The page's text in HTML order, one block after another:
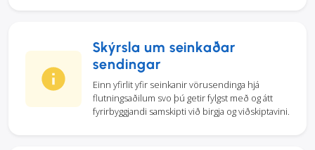
Skýrsla um seinkaðar
sendingar
Einn yfirlit yfir seinkanir vörusendinga hjá
flutningsaðilum svo þú getir fylgst með og átt
fyrirbyggjandi samskipti við birgja og viðskiptavini.